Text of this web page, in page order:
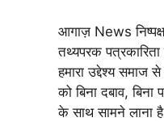
आगाज़ News
तथ्यपरक
हमारा उद्देश्य समाज
को बिना दबाव,
के साथ सामने लाना